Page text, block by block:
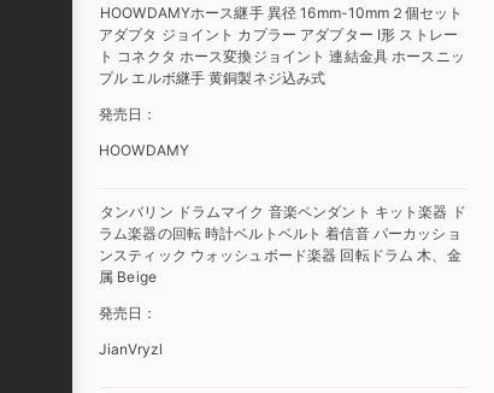
HOOWDAMYホース継手 異径 16mm-10mm２個セット
アダプタ ジョイント カプラー アダプター I形 ストレー
ト コネクタ ホース変換ジョイント 連結金具 ホースニッ
プル エルボ継手 黄銅製‌ネジ込み式‌
発売日：
HOOWDAMY
タンバリン ドラムマイク 音楽ペンダント キット楽器 ド
ラム楽器の回転 時計ベルトベルト 着信音 パーカッショ
ンスティック ウォッシュボード楽器 回転ドラム 木、金
属 Beige
発売日：
JianVryzl